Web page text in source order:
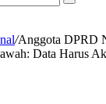
Search
/Anggota DPRD
Data Harus